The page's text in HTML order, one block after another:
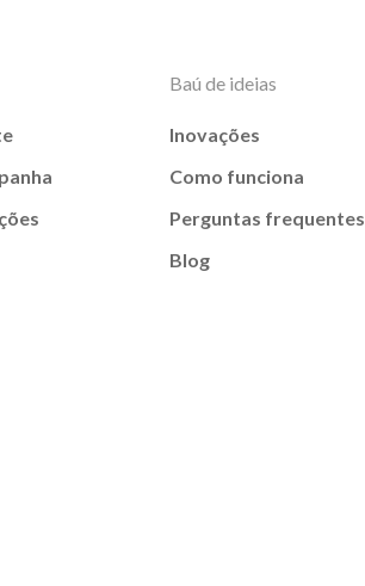
Baú de ideias
Inovações
Como funciona
Perguntas frequentes
Blog